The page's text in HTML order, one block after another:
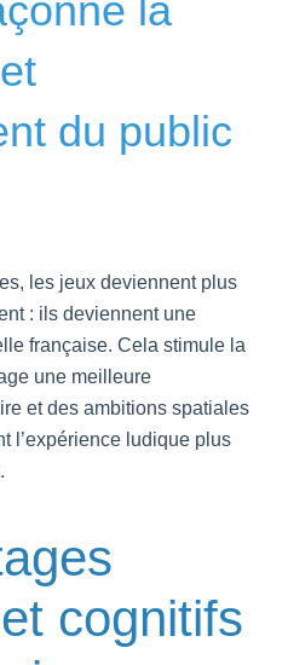
la
du public
les jeux deviennent plus
: ils deviennent une
française. Cela stimule la
une meilleure
et des ambitions spatiales
l’expérience ludique plus
cognitifs